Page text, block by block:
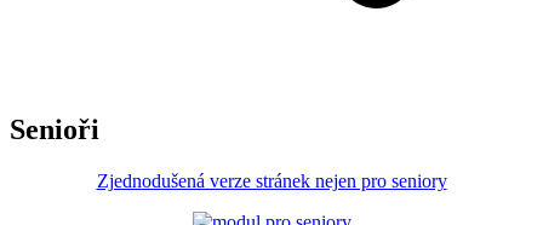
Senioři
Zjednodušená verze stránek nejen pro seniory